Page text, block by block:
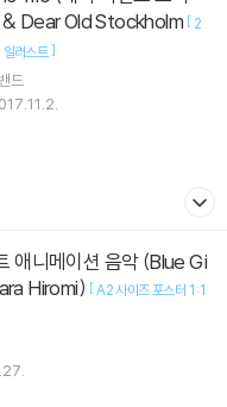
Dear Old Stockholm [ 2
러스트]
밴드
Hiromi) [A2 사이즈 포스터 1 :1